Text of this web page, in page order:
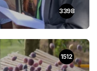
3398
1512